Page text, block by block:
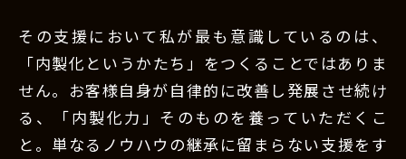
その支援において私が最も意識しているのは、
「内製化というかたち」をつくることではありま
せん。お客様自身が自律的に改善し発展させ続け
る、「内製化力」そのものを養っていただくこ
と。単なるノウハウの継承に留まらない支援をす